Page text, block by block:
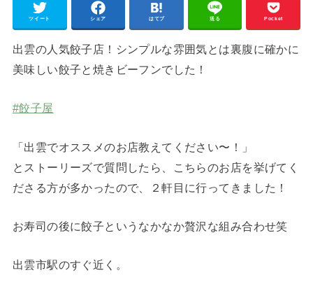
ツイート シェア はてブ 送る Pocket
出雲の人気餃子店！シンプルな雰囲気とは裏腹に確かに
美味しい餃子と焼きビーフンでした！
#餃子屋
「出雲でオススメのお店教えてください〜！」
とストーリーズで質問したら、こちらのお店を挙げてく
ださる方が多かったので、２軒目に行ってきました！
お寿司の後に餃子というなかなか贅沢な組み合わせ笑
出雲市駅のすぐ近く。